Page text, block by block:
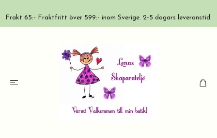
Frakt 65:- Fraktfritt över 599:- inom Sverige. 2-5 dagars leveranstid.